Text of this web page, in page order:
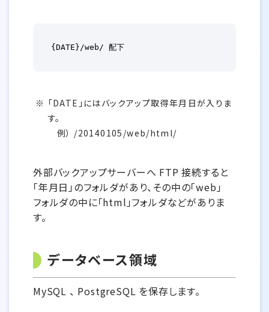
{DATE}/web/ 配下
「DATE」にはバックアップ取得年月日が入りま
す。
例） /20140105/web/html/
外部バックアップサーバーへ FTP 接続すると
「年月日」のフォルダがあり、その中の「web」
フォルダの中に「html」フォルダなどがありま
す。
データベース領域
MySQL 、 PostgreSQL を保存します。